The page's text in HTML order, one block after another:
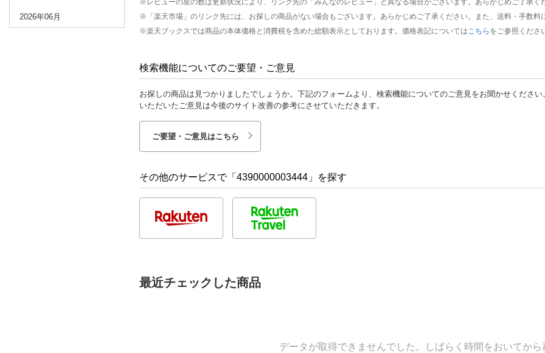
2026年06月
※「楽天市場」のリンク先には、お探しの商品がない場合もございます。あらかじめご了承ください。また、送料・手数料
※楽天ブックスでは商品の本体価格と消費税を含めた総額表示としております。価格表記については こちら をご参照くださ
検索機能についてのご要望・ご意見
お探しの商品は見つかりましたでしょうか。下記のフォームより、検索機能についてのご意見をお聞かせください
いただいたご意見は今後のサイト改善の参考にさせていただきます。
ご要望・ご意見はこちら
その他のサービスで「4390000003444」を探す
最近チェックした商品
データが取得できませんでした。しばらく時間をおいてから